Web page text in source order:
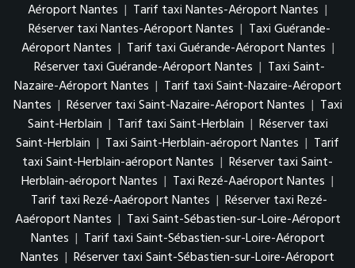
Aéroport Nantes | Tarif taxi Nantes-Aéroport Nantes |
Réserver taxi Nantes-Aéroport Nantes | Taxi Guérande-
Aéroport Nantes | Tarif taxi Guérande-Aéroport Nantes |
Réserver taxi Guérande-Aéroport Nantes | Taxi Saint-
Nazaire-Aéroport Nantes | Tarif taxi Saint-Nazaire-Aéroport
Nantes | Réserver taxi Saint-Nazaire-Aéroport Nantes | Taxi
Saint-Herblain | Tarif taxi Saint-Herblain | Réserver taxi
Saint-Herblain | Taxi Saint-Herblain-aéroport Nantes | Tarif
taxi Saint-Herblain-aéroport Nantes | Réserver taxi Saint-
Herblain-aéroport Nantes | Taxi Rezé-Aaéroport Nantes |
Tarif taxi Rezé-Aaéroport Nantes | Réserver taxi Rezé-
Aaéroport Nantes | Taxi Saint-Sébastien-sur-Loire-Aéroport
Nantes | Tarif taxi Saint-Sébastien-sur-Loire-Aéroport
Nantes | Réserver taxi Saint-Sébastien-sur-Loire-Aéroport